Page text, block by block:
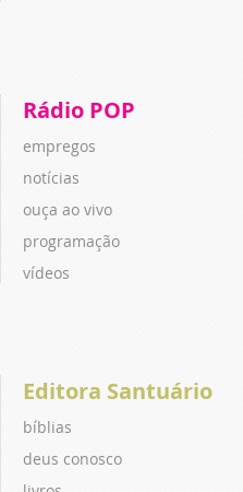
Rádio POP
empregos
notícias
ouça ao vivo
programação
vídeos
Editora Santuário
bíblias
deus conosco